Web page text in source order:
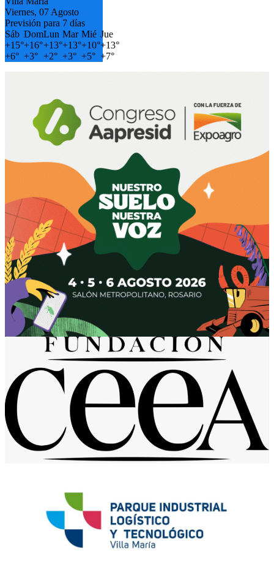
Viernes, 07 Agosto
Previsión para 7 días
Sáb DomLun Mar Mié Jue
+15°+16°+13°+13°+10°+13°
+6° +3° +2° +3° +5° +7°